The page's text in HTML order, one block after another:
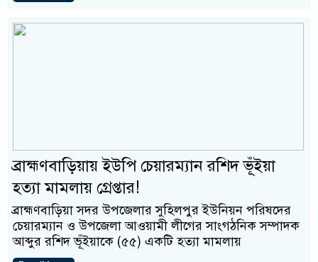
ব্রাহ্মণবাড়িয়ায় ইউপি চেয়ারম্যান রশিদ ভূঁইয়া
হত্যা মামলায় গ্রেপ্তার!
ব্রাহ্মণবাড়িয়া সদর উপজেলার সুহিলপুর ইউনিয়ন পরিষদের
চেয়ারম্যান ও উপজেলা আওয়ামী লীগের সাংগঠনিক সম্পাদক
আব্দুর রশিদ ভূঁইয়াকে (৫৫) একটি হত্যা মামলায়